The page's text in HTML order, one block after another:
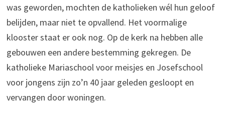
was geworden, mochten de katholieken wél hun geloof
belijden, maar niet te opvallend. Het voormalige
klooster staat er ook nog. Op de kerk na hebben alle
gebouwen een andere bestemming gekregen. De
katholieke Mariaschool voor meisjes en Josefschool
voor jongens zijn zo’n 40 jaar geleden gesloopt en
vervangen door woningen.